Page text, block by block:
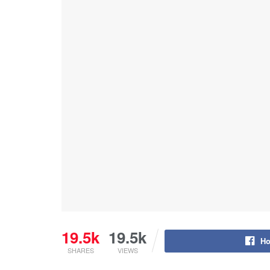
19.5k
SHARES
19.5k
VIEWS